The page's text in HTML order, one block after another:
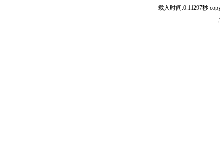
载入时间:0.11297秒